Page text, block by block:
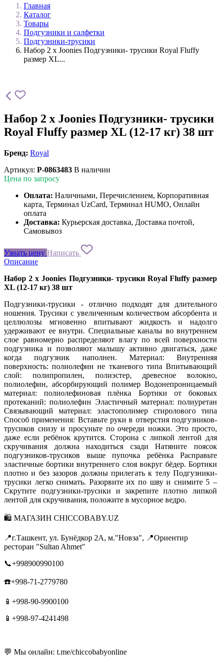
Главная
Каталог
Товары
Подгузники и салфетки
Подгузники-трусики
Набор 2 х Joonies Подгузники- трусики Royal Fluffy
размер XL...
Набор 2 х Joonies Подгузники- трусики
Royal Fluffy размер XL (12-17 кг) 38 шт
Бренд: Royal
Артикул: P-0863483 В наличии
Цена по запросу
Оплата: Наличными, Перечислением, Корпоративная
карта, Терминал UzCard, Терминал HUMO, Онлайн
оплата
Доставка: Курьерская доставка, Доставка почтой,
Самовывоз
Узнать цену Написать
Описание
Набор 2 х Joonies Подгузники- трусики Royal Fluffy размер
XL (12-17 кг) 38 шт
Подгузники-трусики - отлично подходят для длительного
ношения. Трусики с увеличенным количеством абсорбента и
целлюлозы мгновенно впитывают жидкость и надолго
удерживают ее внутри. Специальные каналы во внутреннем
слое равномерно распределяют влагу по всей поверхности
подгузника и позволяют малышу активно двигаться, даже
когда подгузник наполнен. Материал: Внутренняя
поверхность: полиолефин не тканевого типа Впитывающий
слой: полипропилен, полиэстер, древесное волокно,
полиолефин, абсорбирующий полимер Водонепроницаемый
материал: полиолефиновая плёнка Бортики от боковых
протеканий: полиолефин Эластичный материал: полиуретан
Связывающий материал: эластополимер стиролового типа
Способ применения: Вставьте руки в отверстия подгузников-
трусиков снизу и просуньте по очереди ножки. Это просто,
даже если ребёнок крутится. Сторона с липкой лентой для
скручивания должна находиться сзади Натяните поясок
подгузников-трусиков выше пупочка ребёнка Расправьте
эластичные бортики внутреннего слоя вокруг бёдер. Бортики
плотно и без зазоров должны прилегать к телу Подгузники-
трусики легко снимать. Разорвите их по шву и снимите 5 –
Скрутите подгузники-трусики и закрепите плотно липкой
лентой для скручивания, положите в мусорное ведро.
🛍 МАГАЗИН CHICCOBABY.UZ
📍г.Ташкент, ул. Бунёдкор 2А, м."Новза", 📍Ориентир
ресторан "Sultan Ahmet"
📞+998900990100
☎️+998-71-2779780
📱+998-90-9900100
📱+998-97-4241498
💬 Мы онлайн: t.me/chiccobabyonline